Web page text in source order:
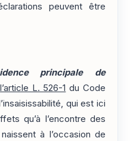
peuvent être
principale de
l’article L. 526-1 du Code
qui est ici
qu’à l’encontre des
à l’occasion de